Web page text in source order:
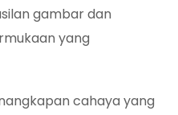
gambar dan
yang
cahaya yang